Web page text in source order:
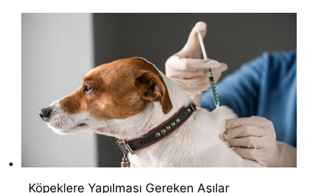
Köpeklere Yapılması Gereken Aşılar